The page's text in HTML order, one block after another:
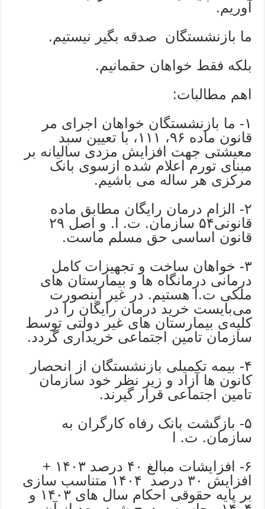
آوریم.
ما بازنشستگان صدقه بگیر نیستیم.
بلکه فقط خواهان حقمانیم.
اهم مطالبات:
۱- ما بازنشستگان خواهان اجرای مر
قانون ماده ۹۶، ۱۱۱، با تعیین سبد
معیشتی جهت افزایش مزدی سالیانه بر
مبنای تورم اعلام شده ازسوی بانک
مرکزی هر ساله می باشیم.
۲- الزام درمان رایگان مطابق ماده
قانونی۵۴ سازمان. ت. ا. و اصل ۲۹
قانون اساسی حق مسلم ماست.
۳- خواهان ساخت و تجهیزات کامل
درمانی درمانگاه ها و بیمارستان های
ملکی ت.ا هستیم. در غیر اینصورت
می‌بایست خرید درمان رایگان را در
کلیه‌ی بیمارستان های غیر دولتی توسط
سازمان تامین اجتماعی خریداری گردد.
۴- بیمه تکمیلی بازنشستگان از انحصار
کانون ها آزاد و زیر نظر خود سازمان
تامین اجتماعی قرار گیرند.
۵- بازگشت بانک رفاه کارگران به
سازمان. ت. ا
۶- افزایشات مبالغ ۴۰ درصد ۱۴۰۳ +
افزایش ۳۰ درصد ۱۴۰۴ متناسب سازی
بر پایه حقوقی احکام سال های ۱۴۰۳ و